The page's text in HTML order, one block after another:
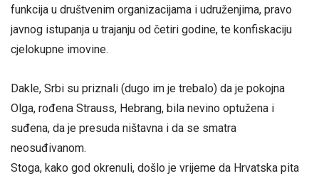
funkcija u društvenim organizacijama i udruženjima, pravo
javnog istupanja u trajanju od četiri godine, te konfiskaciju
cjelokupne imovine.
Dakle, Srbi su priznali (dugo im je trebalo) da je pokojna
Olga, rođena Strauss, Hebrang, bila nevino optužena i
suđena, da je presuda ništavna i da se smatra
neosuđivanom.
Stoga, kako god okrenuli, došlo je vrijeme da Hrvatska pita